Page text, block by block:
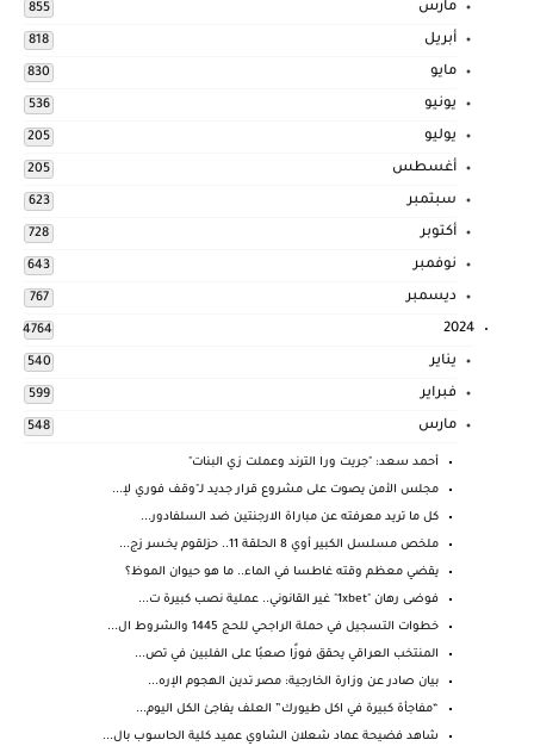
مارس 855
أبريل 818
مايو 830
يونيو 536
يوليو 205
أغسطس 205
سبتمبر 623
أكتوبر 728
نوفمبر 643
ديسمبر 767
2024
4764
يناير 540
فبراير 599
مارس 548
أحمد سعد: "جريت ورا الترند وعملت زي البنات"
مجلس الأمن يصوت على مشروع قرار جديد لـ"وقف فوري لإ...
كل ما تريد معرفته عن مباراة الارجنتين ضد السلفادور...
ملخص مسلسل الكبير أوي 8 الحلقة 11.. حزلقوم يخسر زج...
يقضي معظم وقته غاطسا في الماء.. ما هو حيوان الموظ؟
فوضى رهان "1xbet" غير القانوني.. عملية نصب كبيرة ت...
خطوات التسجيل في حملة الراجحي للحج 1445 والشروط ال...
المنتخب العراقي يحقق فوزًا صعبُا على الفلبين في تص...
بيان صادر عن وزارة الخارجية: مصر تدين الهجوم الإره...
“مفاجأة كبيرة في اكل طيورك” العلف يفاجئ الكل اليوم...
شاهد فضيحة عماد شعلان الشاوي عميد كلية الحاسوب بال...